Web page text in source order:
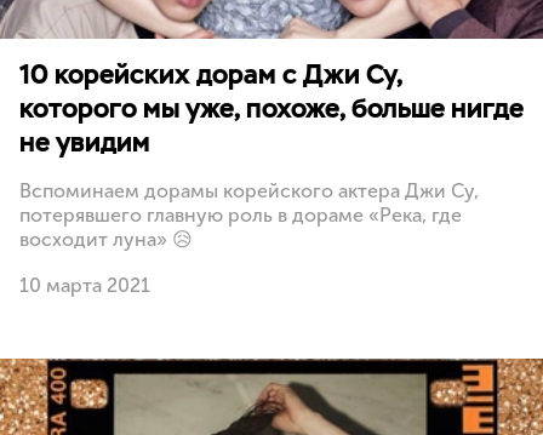
10 корейских дорам с Джи Су,
которого мы уже, похоже, больше нигде
не увидим
Вспоминаем дорамы корейского актера Джи Су,
потерявшего главную роль в дораме «Река, где
восходит луна» 😥
10 марта 2021